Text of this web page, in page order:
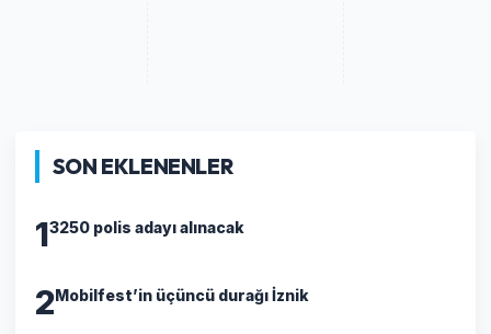
SON EKLENENLER
13250 polis adayı alınacak
2Mobilfest’in üçüncü durağı İznik